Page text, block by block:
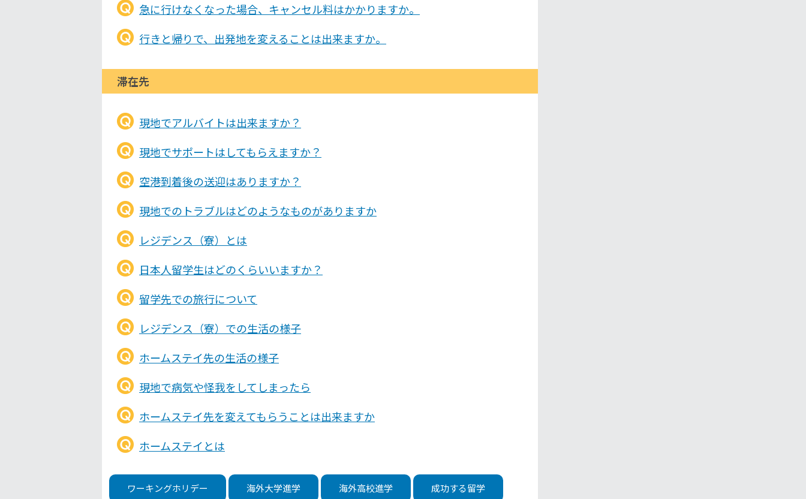
急に行けなくなった場合、キャンセル料はかかりますか。
行きと帰りで、出発地を変えることは出来ますか。
滞在先
現地でアルバイトは出来ますか？
現地でサポートはしてもらえますか？
空港到着後の送迎はありますか？
現地でのトラブルはどのようなものがありますか
レジデンス（寮）とは
日本人留学生はどのくらいいますか？
留学先での旅行について
レジデンス（寮）での生活の様子
ホームステイ先の生活の様子
現地で病気や怪我をしてしまったら
ホームステイ先を変えてもらうことは出来ますか
ホームステイとは
ワーキングホリデー 海外大学進学 海外高校進学 成功する留学